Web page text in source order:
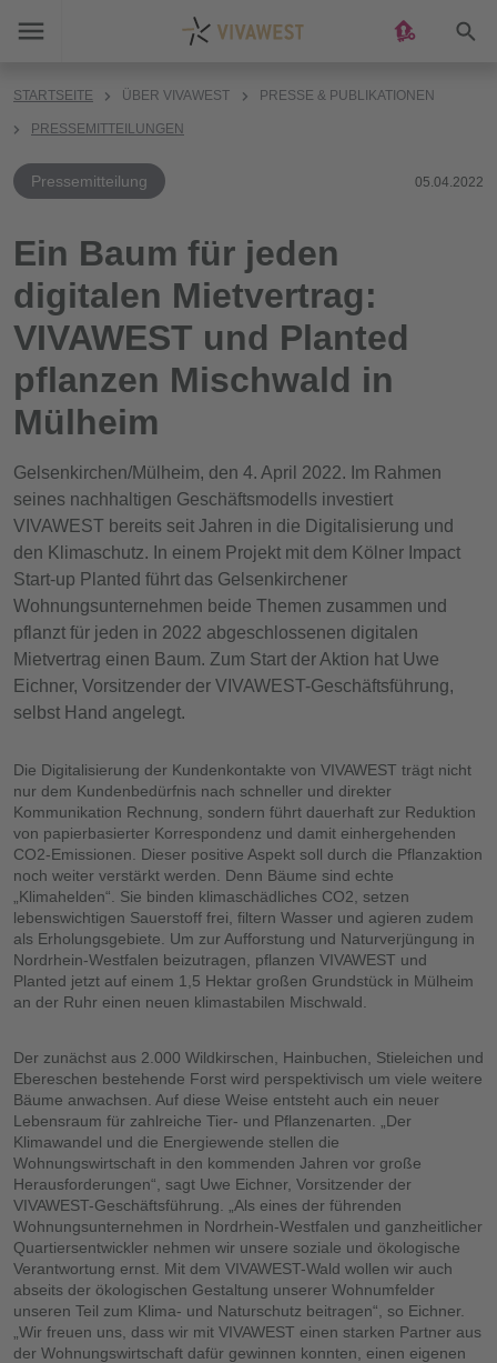
STARTSEITE ÜBER VIVAWEST PRESSE & PUBLIKATIONEN
PRESSEMITTEILUNGEN
Pressemitteilung 05.04.2022
Ein Baum für jeden
digitalen Mietvertrag:
VIVAWEST und Planted
pflanzen Mischwald in
Mülheim
Gelsenkirchen/Mülheim, den 4. April 2022. Im Rahmen
seines nachhaltigen Geschäftsmodells investiert
VIVAWEST bereits seit Jahren in die Digitalisierung und
den Klimaschutz. In einem Projekt mit dem Kölner Impact
Start-up Planted führt das Gelsenkirchener
Wohnungsunternehmen beide Themen zusammen und
pflanzt für jeden in 2022 abgeschlossenen digitalen
Mietvertrag einen Baum. Zum Start der Aktion hat Uwe
Eichner, Vorsitzender der VIVAWEST-Geschäftsführung,
selbst Hand angelegt.
Die Digitalisierung der Kundenkontakte von VIVAWEST trägt nicht
nur dem Kundenbedürfnis nach schneller und direkter
Kommunikation Rechnung, sondern führt dauerhaft zur Reduktion
von papierbasierter Korrespondenz und damit einhergehenden
CO2-Emissionen. Dieser positive Aspekt soll durch die Pflanzaktion
noch weiter verstärkt werden. Denn Bäume sind echte
„Klimahelden“. Sie binden klimaschädliches CO2, setzen
lebenswichtigen Sauerstoff frei, filtern Wasser und agieren zudem
als Erholungsgebiete. Um zur Aufforstung und Naturverjüngung in
Nordrhein-Westfalen beizutragen, pflanzen VIVAWEST und
Planted jetzt auf einem 1,5 Hektar großen Grundstück in Mülheim
an der Ruhr einen neuen klimastabilen Mischwald.
Der zunächst aus 2.000 Wildkirschen, Hainbuchen, Stieleichen und
Ebereschen bestehende Forst wird perspektivisch um viele weitere
Bäume anwachsen. Auf diese Weise entsteht auch ein neuer
Lebensraum für zahlreiche Tier- und Pflanzenarten. „Der
Klimawandel und die Energiewende stellen die
Wohnungswirtschaft in den kommenden Jahren vor große
Herausforderungen“, sagt Uwe Eichner, Vorsitzender der
VIVAWEST-Geschäftsführung. „Als eines der führenden
Wohnungsunternehmen in Nordrhein-Westfalen und ganzheitlicher
Quartiersentwickler nehmen wir unsere soziale und ökologische
Verantwortung ernst. Mit dem VIVAWEST-Wald wollen wir auch
abseits der ökologischen Gestaltung unserer Wohnumfelder
unseren Teil zum Klima- und Naturschutz beitragen“, so Eichner.
„Wir freuen uns, dass wir mit VIVAWEST einen starken Partner aus
der Wohnungswirtschaft dafür gewinnen konnten, einen eigenen